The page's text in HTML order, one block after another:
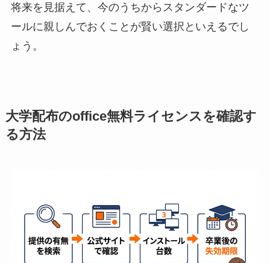
将来を見据えて、今のうちからスタンダードなツ
ールに親しんでおくことが賢い選択といえるでし
ょう。
大学配布のoffice無料ライセンスを確認す
る方法